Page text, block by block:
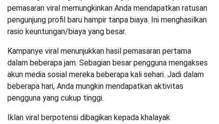
pemasaran viral memungkinkan Anda mendapatkan ratusan
pengunjung profil baru hampir tanpa biaya. Ini menghasilkan
rasio keuntungan/biaya yang besar.
Kampanye viral menunjukkan hasil pemasaran pertama
dalam beberapa jam. Sebagian besar pengguna mengakses
akun media sosial mereka beberapa kali sehari. Jadi dalam
beberapa hari, Anda mungkin mendapatkan aktivitas
pengguna yang cukup tinggi.
Iklan viral berpotensi dibagikan kepada khalayak